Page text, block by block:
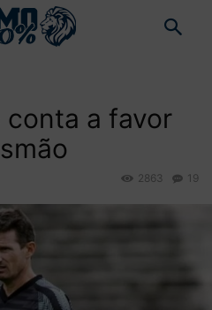
conta a favor
19
2863